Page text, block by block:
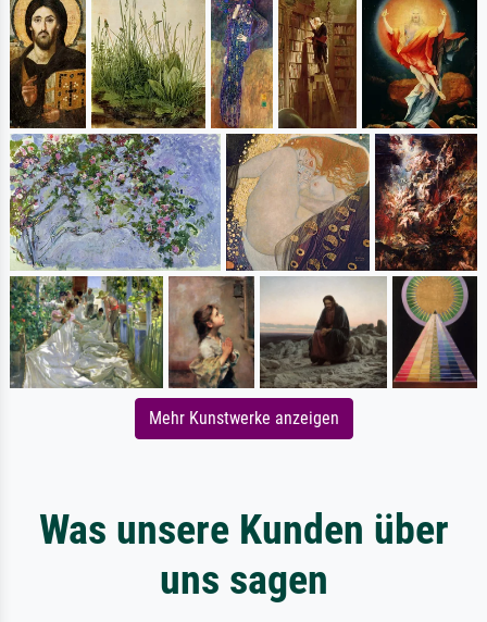
Mehr Kunstwerke anzeigen
Was unsere Kunden über
uns sagen